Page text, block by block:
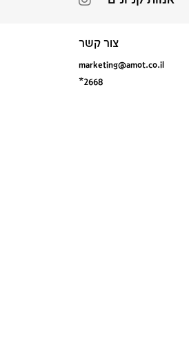
צור קשר
marketing@amot.co.il
*2668